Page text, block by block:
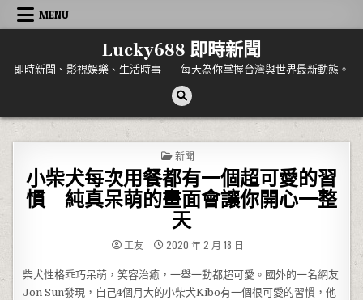
Skip to content
MENU
Lucky688 即時新聞
即時新聞、影視娛樂、生活時事——每天為你掌握台灣與世界最新動態。
POSTED IN
新聞
小柴犬每次用餐都有一個超可愛的習
慣 純真呆萌的畫面會讓你開心一整
天
工友 2020 年 2 月 18 日
柴犬性格乖巧呆萌，笑容治癒，一舉一動都超可愛。國外的一名網友
Jon Sun發現，自己4個月大的小柴犬Kibo有一個很可愛的習慣，他